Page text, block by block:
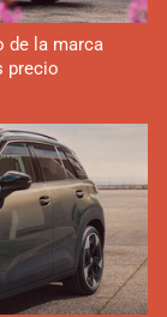
de la marca
precio